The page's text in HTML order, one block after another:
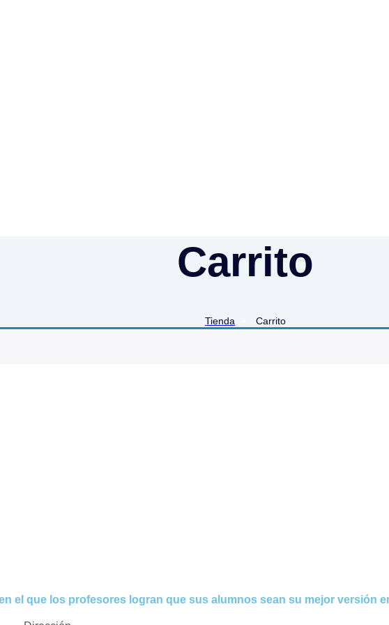
Carrito
Tienda Carrito
el que los profesores logran que sus alumnos sean su mejor versión